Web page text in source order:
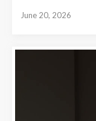
June 20, 2026